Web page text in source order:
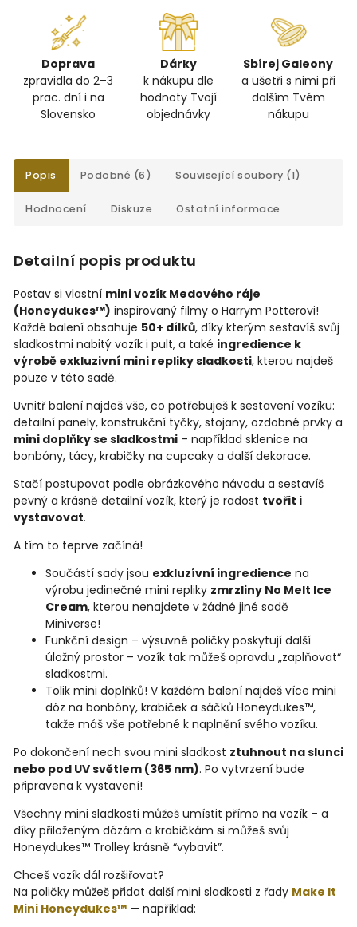
Doprava
zpravidla do 2–3
prac. dní i na
Slovensko
Dárky
k nákupu dle
hodnoty Tvojí
objednávky
Sbírej Galeony
a ušetři s nimi při
dalším Tvém
nákupu
Popis Podobné (6) Související soubory (1)
Hodnocení Diskuze Ostatní informace
Detailní popis produktu
Postav si vlastní mini vozík Medového ráje
(Honeydukes™) inspirovaný filmy o Harrym Potterovi!
Každé balení obsahuje 50+ dílků, díky kterým sestavíš svůj
sladkostmi nabitý vozík i pult, a také ingredience k
výrobě exkluzivní mini repliky sladkosti, kterou najdeš
pouze v této sadě.
Uvnitř balení najdeš vše, co potřebuješ k sestavení vozíku:
detailní panely, konstrukční tyčky, stojany, ozdobné prvky a
mini doplňky se sladkostmi – například sklenice na
bonbóny, tácy, krabičky na cupcaky a další dekorace.
Stačí postupovat podle obrázkového návodu a sestavíš
pevný a krásně detailní vozík, který je radost tvořit i
vystavovat.
A tím to teprve začíná!
Součástí sady jsou exkluzívní ingredience na
výrobu jedinečné mini repliky zmrzliny No Melt Ice
Cream, kterou nenajdete v žádné jiné sadě
Miniverse!
Funkční design – výsuvné poličky poskytují další
úložný prostor – vozík tak můžeš opravdu „zaplňovat“
sladkostmi.
Tolik mini doplňků! V každém balení najdeš více mini
dóz na bonbóny, krabiček a sáčků Honeydukes™,
takže máš vše potřebné k naplnění svého vozíku.
Po dokončení nech svou mini sladkost ztuhnout na slunci
nebo pod UV světlem (365 nm). Po vytvrzení bude
připravena k vystavení!
Všechny mini sladkosti můžeš umístit přímo na vozík – a
díky přiloženým dózám a krabičkám si můžeš svůj
Honeydukes™ Trolley krásně “vybavit”.
Chceš vozík dál rozšiřovat?
Na poličky můžeš přidat další mini sladkosti z řady Make It
Mini Honeydukes™ — například: